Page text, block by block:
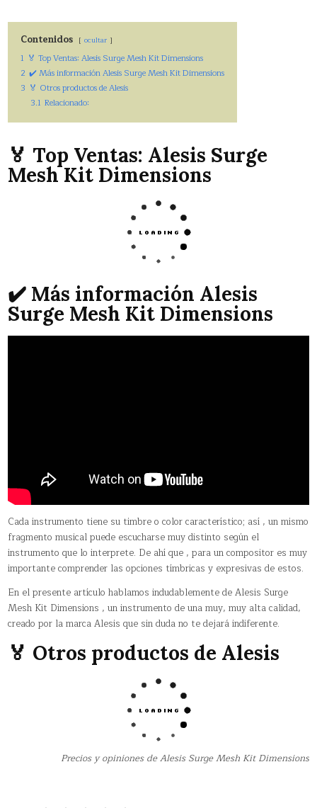
Contenidos ocultar
1 🏅 Top Ventas: Alesis Surge Mesh Kit Dimensions
2 ✔️ Más información Alesis Surge Mesh Kit Dimensions
3 🏅 Otros productos de Alesis
3.1 Relacionado:
🏅 Top Ventas: Alesis Surge
Mesh Kit Dimensions
✔️ Más información Alesis
Surge Mesh Kit Dimensions
Cada instrumento tiene su timbre o color característico; así , un mismo
fragmento musical puede escucharse muy distinto según el
instrumento que lo interprete. De ahí que , para un compositor es muy
importante comprender las opciones tímbricas y expresivas de estos.
En el presente artículo hablamos indudablemente de Alesis Surge
Mesh Kit Dimensions , un instrumento de una muy, muy alta calidad,
creado por la marca Alesis que sin duda no te dejará indiferente.
🏅 Otros productos de Alesis
Precios y opiniones de Alesis Surge Mesh Kit Dimensions